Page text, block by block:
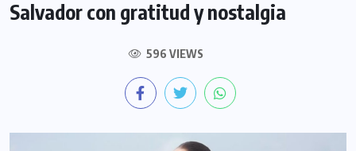
Salvador con gratitud y nostalgia
596 VIEWS